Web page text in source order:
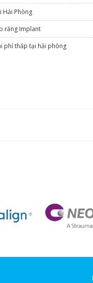
Hải Phòng
răng Implant
phí thấp tại hải phòng